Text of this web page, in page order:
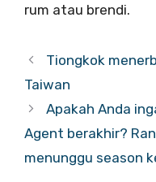
rum atau brendi.
Tiongkok
Taiwan
Apakah Anda
Agent berakhir?
menunggu season